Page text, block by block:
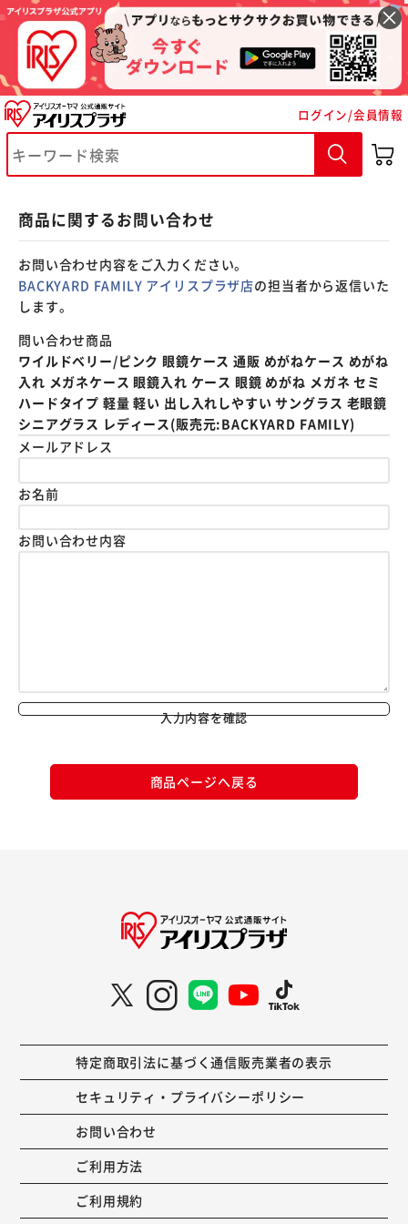
ログイン/会員情報
商品に関するお問い合わせ
お問い合わせ内容をご入力ください。
BACKYARD FAMILY アイリスプラザ店の担当者から返信いた
します。
問い合わせ商品
ワイルドベリー/ピンク 眼鏡ケース 通販 めがねケース めがね
入れ メガネケース 眼鏡入れ ケース 眼鏡 めがね メガネ セミ
ハードタイプ 軽量 軽い 出し入れしやすい サングラス 老眼鏡
シニアグラス レディース(販売元:BACKYARD FAMILY)
メールアドレス
お名前
お問い合わせ内容
入力内容を確認
商品ページへ戻る
特定商取引法に基づく通信販売業者の表示
セキュリティ・プライバシーポリシー
お問い合わせ
ご利用方法
ご利用規約
※ご確認ください
カートに入れる